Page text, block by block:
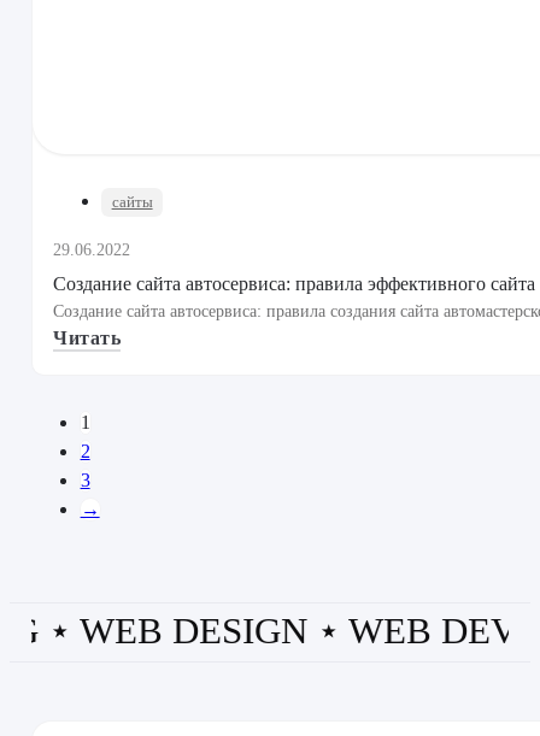
сайты
29.06.2022
Создание сайта автосервиса: правила эффективного сайта
Создание сайта автосервиса: правила создания сайта
Читать
1
2
3
→
WEB DESIGN ⋆ WEB DEV ⋆